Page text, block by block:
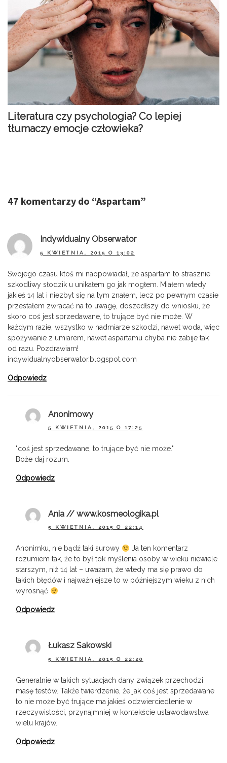
Literatura czy psychologia? Co lepiej
tłumaczy emocje człowieka?
47 komentarzy do “Aspartam”
Indywidualny Obserwator
5 KWIETNIA, 2015 O 13:02
Swojego czasu ktoś mi naopowiadał, że aspartam to strasznie
szkodliwy słodzik u unikałem go jak mogłem. Miałem wtedy
jakieś 14 lat i niezbyt się na tym znałem, lecz po pewnym czasie
przestałem zwracać na to uwagę, doszedłszy do wniosku, że
skoro coś jest sprzedawane, to trujące być nie może. W
każdym razie, wszystko w nadmiarze szkodzi, nawet woda, więc
spożywanie z umiarem, nawet aspartamu chyba nie zabije tak
od razu. Pozdrawiam!
indywidualnyobserwator.blogspot.com
Odpowiedz
Anonimowy
5 KWIETNIA, 2015 O 17:25
"coś jest sprzedawane, to trujące być nie może."
Boże daj rozum.
Odpowiedz
Ania // www.kosmeologika.pl
5 KWIETNIA, 2015 O 22:14
Anonimku, nie bądź taki surowy
Ja ten komentarz
rozumiem tak, że to był tok myślenia osoby w wieku niewiele
starszym, niż 14 lat – uważam, że wtedy ma się prawo do
takich błędów i najważniejsze to w późniejszym wieku z nich
wyrosnąć
Odpowiedz
Łukasz Sakowski
5 KWIETNIA, 2015 O 22:20
Generalnie w takich sytuacjach dany związek przechodzi
masę testów. Także twierdzenie, że jak coś jest sprzedawane
to nie może być trujące ma jakieś odzwierciedlenie w
rzeczywistości, przynajmniej w kontekście ustawodawstwa
wielu krajów.
Odpowiedz